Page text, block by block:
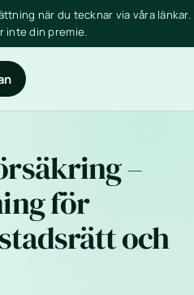
när du tecknar via våra länkar.
inte din premie.
–
för
och